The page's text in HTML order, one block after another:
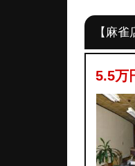
【麻
5.5万